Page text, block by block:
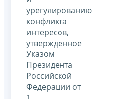
урегулированию
конфликта
интересов,
утвержденное
Указом
Президента
Российской
Федерации от